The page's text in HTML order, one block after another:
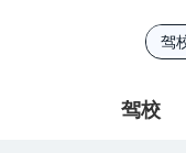
驾
驾校